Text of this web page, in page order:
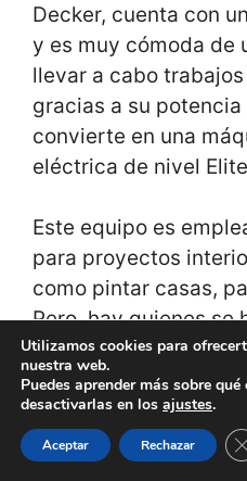
Decker, cuenta con
y es muy cómoda de
llevar a cabo
gracias a su potencia
convierte en una
eléctrica de nivel
Este equipo es
para proyectos
como pintar casas,
Pero, hay quienes se
utilizarlo para pintar
buenos resultados.
Características
Utilizamos cookies para
nuestra web.
Puedes aprender más sobre
desactivarlas en los ajustes.
Aceptar Rechazar